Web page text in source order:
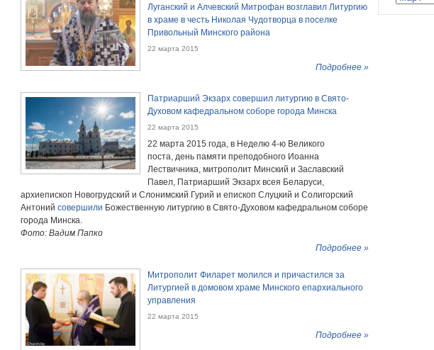
Луганский и Алчевский Митрофан возглавил Литургию
в храме в честь Николая Чудотворца в поселке
Привольный Минского района
22 марта 2015
Подробнее »
Патриарший Экзарх совершил литургию в Свято-
Духовом кафедральном соборе города Минска
22 марта 2015
22 марта 2015 года, в Неделю 4-ю Великого
поста, день памяти преподобного Иоанна
Лествичника, митрополит Минский и Заславский
Павел, Патриарший Экзарх всея Беларуси,
архиепископ Новогрудский и Слонимский Гурий и епископ Слуцкий и Солигорский
Антоний совершили Божественную литургию в Свято-Духовом кафедральном соборе
города Минска.
Фото: Вадим Папко
Подробнее »
Митрополит Филарет молился и причастился за
Литургией в домовом храме Минского епархиального
управления
22 марта 2015
Подробнее »